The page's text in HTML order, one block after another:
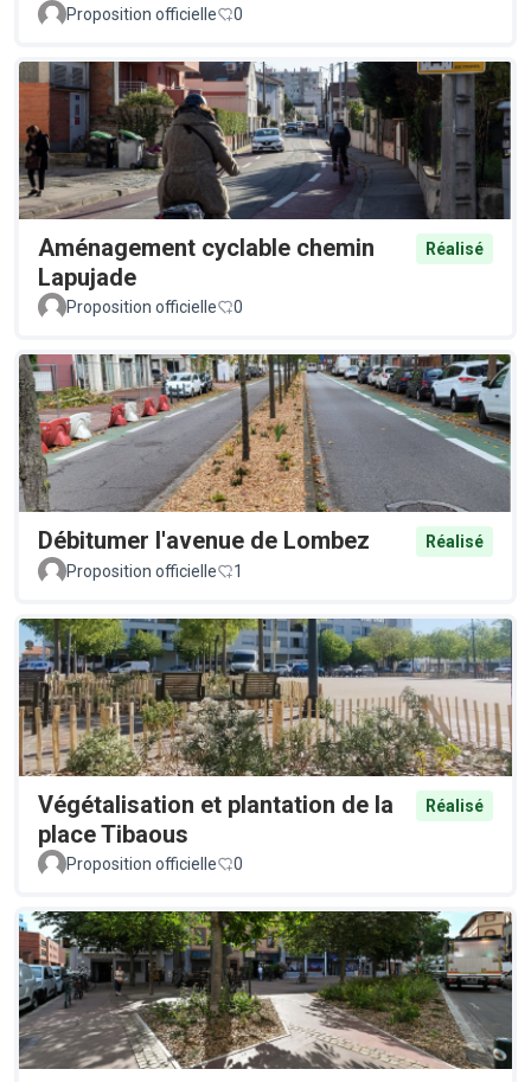
Proposition officielle 0
Aménagement cyclable chemin
Lapujade
Réalisé
Proposition officielle 0
Débitumer l'avenue de Lombez
Réalisé
Proposition officielle
1
Végétalisation et plantation de la
place Tibaous
Réalisé
Proposition officielle 0